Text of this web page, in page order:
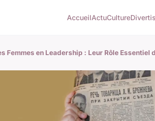
AccueilActuCulture
Femmes en Leadership : Leur Rôle